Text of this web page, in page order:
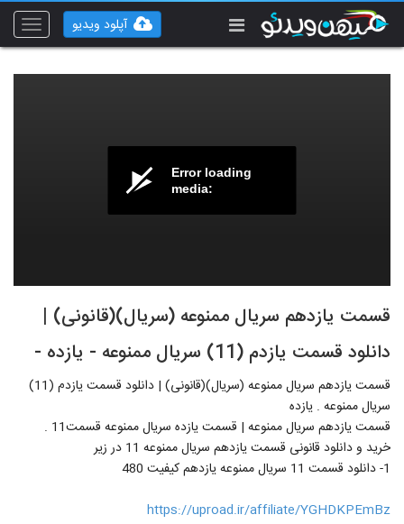
Toggle
آپلود ویدیو
Error loading
media:
قسمت یازدهم سریال ممنوعه (سریال)(قانونی) |
دانلود قسمت یازدم (11) سریال ممنوعه - یازده -
قسمت یازدهم سریال ممنوعه (سریال)(قانونی) | دانلود قسمت یازدم (11)
سریال ممنوعه . یازده
قسمت یازدهم سریال ممنوعه | قسمت یازده سریال ممنوعه قسمت11 .
خرید و دانلود قانونی قسمت یازدهم سریال ممنوعه 11 در زیر
1- دانلود قسمت 11 سریال ممنوعه یازدهم کیفیت 480
https://uproad.ir/affiliate/YGHDKPEmBz